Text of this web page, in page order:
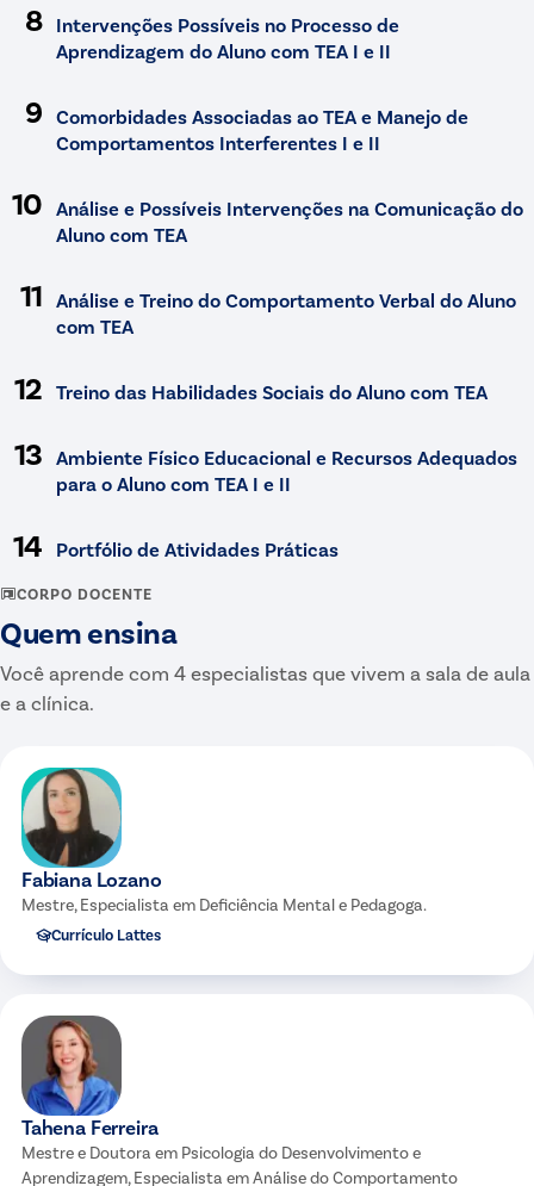
8
Intervenções Possíveis no Processo de
Aprendizagem do Aluno com TEA I e II
9
Comorbidades Associadas ao TEA e Manejo de
Comportamentos Interferentes I e II
10
Análise e Possíveis Intervenções na Comunicação do
Aluno com TEA
11
Análise e Treino do Comportamento Verbal do Aluno
com TEA
12 Treino das Habilidades Sociais do Aluno com TEA
13
Ambiente Físico Educacional e Recursos Adequados
para o Aluno com TEA I e II
14 Portfólio de Atividades Práticas
CORPO DOCENTE
Quem ensina
Você aprende com 4 especialistas que vivem a sala de aula
e a clínica.
Fabiana Lozano
Mestre, Especialista em Deficiência Mental e Pedagoga.
Currículo Lattes
Tahena Ferreira
Mestre e Doutora em Psicologia do Desenvolvimento e
Aprendizagem, Especialista em Análise do Comportamento